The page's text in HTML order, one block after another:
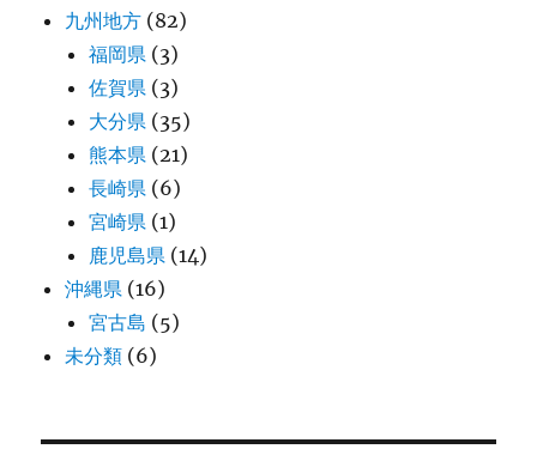
九州地方 (82)
福岡県 (3)
佐賀県 (3)
大分県 (35)
熊本県 (21)
長崎県 (6)
宮崎県 (1)
鹿児島県 (14)
沖縄県 (16)
宮古島 (5)
未分類 (6)